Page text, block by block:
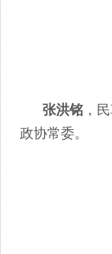
张洪铭 ，
政协常委。